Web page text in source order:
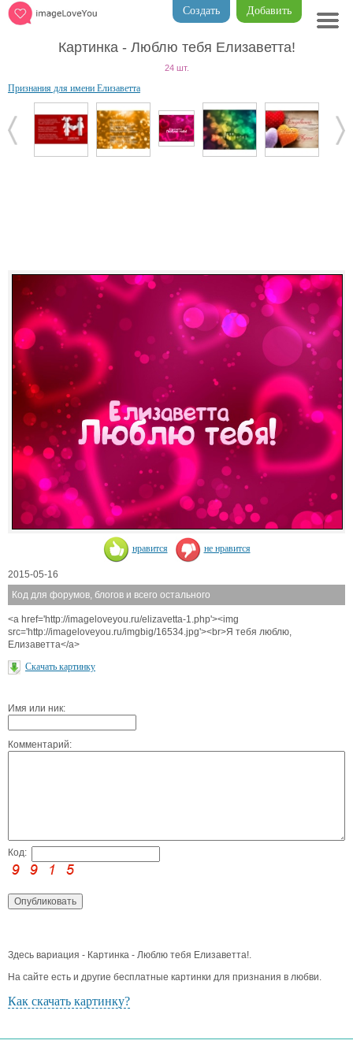
Добавить
Создать
Картинка - Люблю тебя Елизаветта!
24 шт.
Признания для имени Елизаветта
нравится не нравится
2015-05-16
Код для форумов, блогов и всего остального
<a href='http://imageloveyou.ru/elizavetta-1.php'><img
src='http://imageloveyou.ru/imgbig/16534.jpg'><br>Я тебя люблю,
Елизаветта</a>
Скачать картинку
Имя или ник:
Комментарий:
Код:
Здесь вариация - Картинка - Люблю тебя Елизаветта!.
На сайте есть и другие бесплатные картинки для признания в любви.
Как скачать картинку?